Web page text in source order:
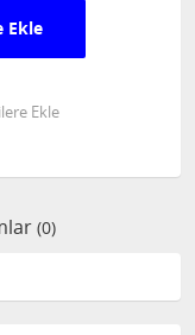
Ekle
Ekle
(0)